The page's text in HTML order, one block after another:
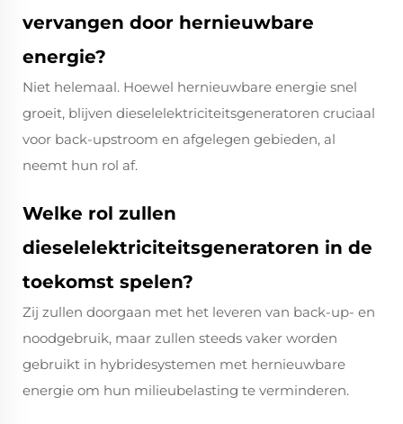
vervangen door hernieuwbare
energie?
Niet helemaal. Hoewel hernieuwbare energie snel
groeit, blijven dieselelektriciteitsgeneratoren cruciaal
voor back-upstroom en afgelegen gebieden, al
neemt hun rol af.
Welke rol zullen
dieselelektriciteitsgeneratoren in de
toekomst spelen?
Zij zullen doorgaan met het leveren van back-up- en
noodgebruik, maar zullen steeds vaker worden
gebruikt in hybridesystemen met hernieuwbare
energie om hun milieubelasting te verminderen.